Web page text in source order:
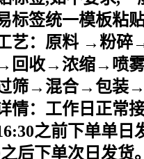
标签统一模板粘贴
艺：原料 →粉碎
回收→浓缩→喷
筛→混合→包装→
情：工作日正常接
之前下单单日
后下单次日发货。